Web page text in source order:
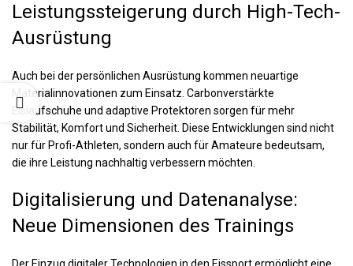
Leistungssteigerung durch High-Tech-
Ausrüstung
Auch bei der persönlichen Ausrüstung kommen neuartige
Materialinnovationen zum Einsatz. Carbonverstärkte
Eislaufschuhe und adaptive Protektoren sorgen für mehr
Stabilität, Komfort und Sicherheit. Diese Entwicklungen sind nicht
nur für Profi-Athleten, sondern auch für Amateure bedeutsam,
die ihre Leistung nachhaltig verbessern möchten.
Digitalisierung und Datenanalyse:
Neue Dimensionen des Trainings